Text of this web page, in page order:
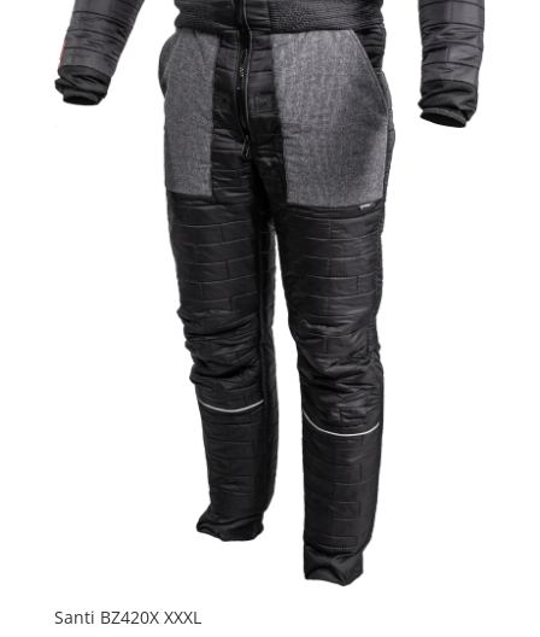
Santi BZ420X XXXL